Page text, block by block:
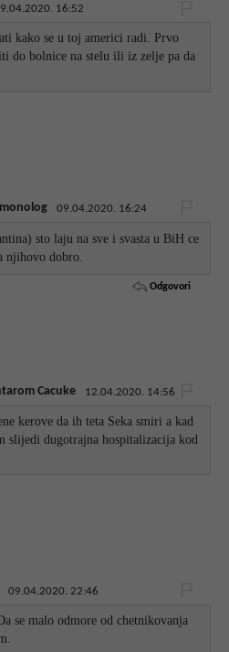
16:52
kako se u toj americi radi. Prvo
do bolnice na stelu ili iz zelje pa da
09.04.2020. 16:24
sto laju na sve i svasta u BiH ce
njihovo dobro.
Odgovori
Cacuke 12.04.2020. 14:56
kerove da ih teta Seka smiri a kad
slijedi dugotrajna hospitalizacija kod
09.04.2020. 22:46
se malo odmore od chetnikovanja